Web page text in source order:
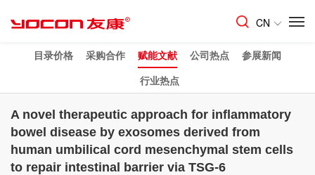
CN
目录价格 采购合作 赋能文献 公司热点
参展新闻
行业热点
A novel therapeutic approach for inflammatory
bowel disease by exosomes derived from
human umbilical cord mesenchymal stem cells
to repair intestinal barrier via TSG-6